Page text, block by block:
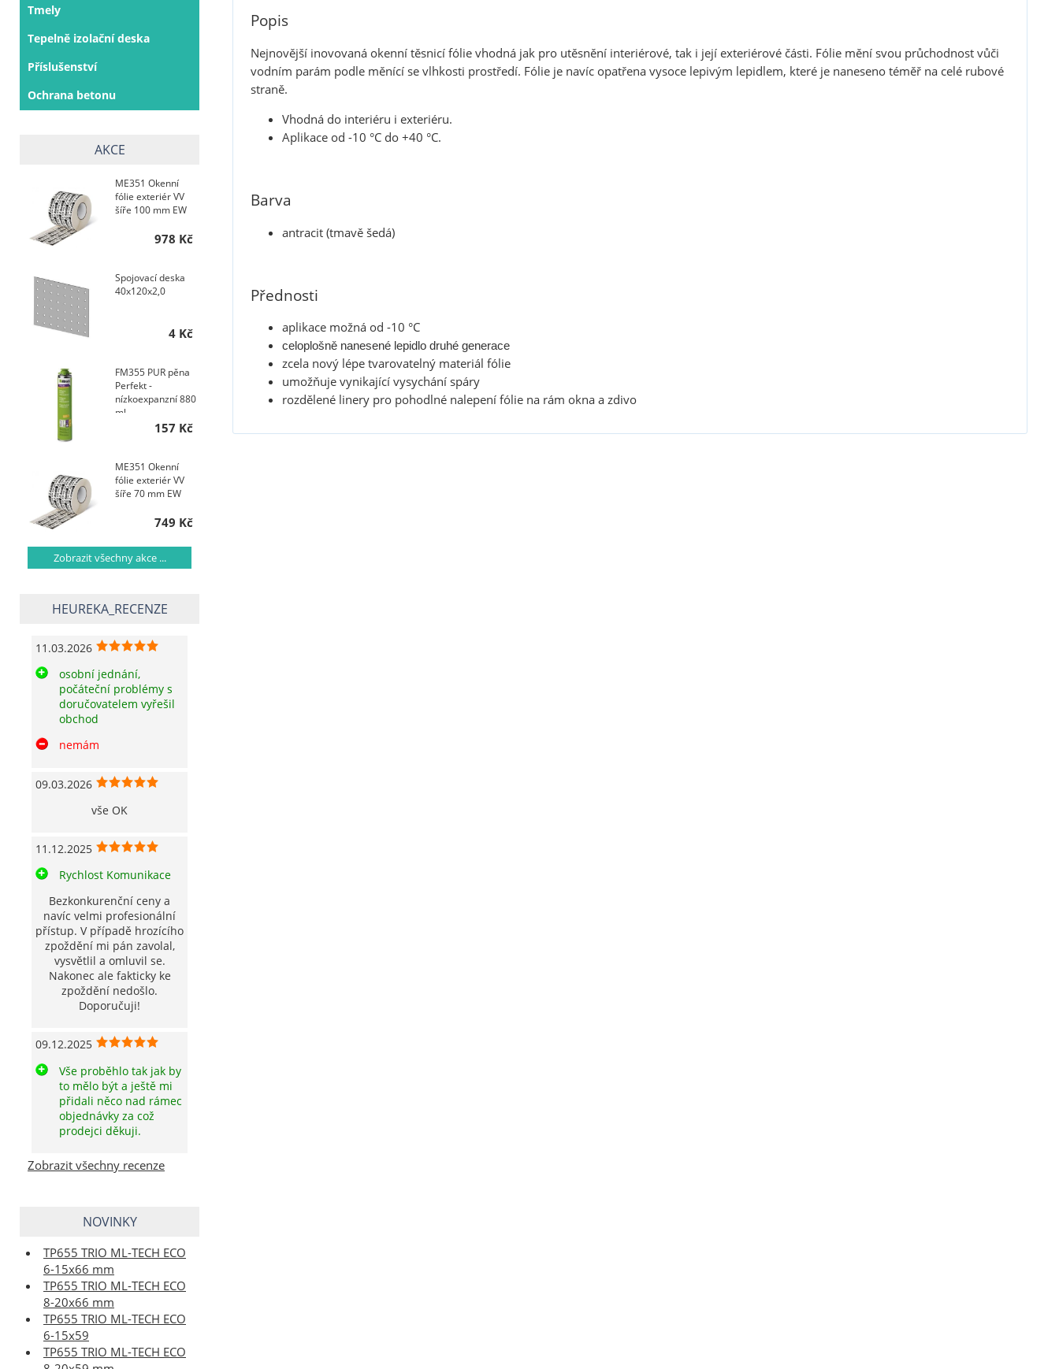
Popis
Nejnovější inovovaná okenní těsnicí fólie vhodná jak pro utěsnění interiérové, tak i její exteriérové části. Fólie mění svou průchodnost vůči
vodním parám podle měnící se vlhkosti prostředí. Fólie je navíc opatřena vysoce lepivým lepidlem, které je naneseno téměř na celé rubové
straně.
Vhodná do interiéru i exteriéru.
Aplikace od -10 °C do +40 °C.
Barva
antracit (tmavě šedá)
Přednosti
aplikace možná od -10 °C
celoplošně nanesené lepidlo druhé generace
zcela nový lépe tvarovatelný materiál fólie
umožňuje vynikající vysychání spáry
rozdělené linery pro pohodlné nalepení fólie na rám okna a zdivo
Tmely
Tepelně izolační deska
Příslušenství
Ochrana betonu
AKCE
ME351 Okenní
fólie exteriér VV
šíře 100 mm EW
978 Kč
Spojovací deska
40x120x2,0
4 Kč
FM355 PUR pěna
Perfekt -
nízkoexpanzní 880
ml
157 Kč
ME351 Okenní
fólie exteriér VV
šíře 70 mm EW
749 Kč
Zobrazit všechny akce ...
HEUREKA_RECENZE
11.03.2026
osobní jednání,
počáteční problémy s
doručovatelem vyřešil
obchod
nemám
09.03.2026
vše OK
11.12.2025
Rychlost Komunikace
Bezkonkurenční ceny a
navíc velmi profesionální
přístup. V případě hrozícího
zpoždění mi pán zavolal,
vysvětlil a omluvil se.
Nakonec ale fakticky ke
zpoždění nedošlo.
Doporučuji!
09.12.2025
Vše proběhlo tak jak by
to mělo být a ještě mi
přidali něco nad rámec
objednávky za což
prodejci děkuji.
Zobrazit všechny recenze
NOVINKY
TP655 TRIO ML-TECH ECO
6-15x66 mm
TP655 TRIO ML-TECH ECO
8-20x66 mm
TP655 TRIO ML-TECH ECO
6-15x59
TP655 TRIO ML-TECH ECO